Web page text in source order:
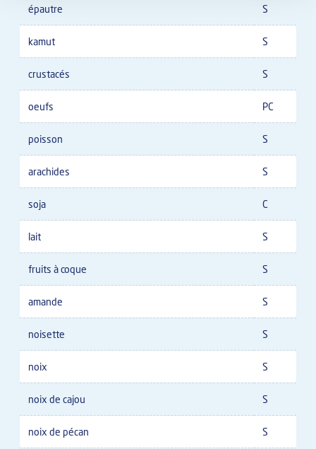
épautre S
kamut S
crustacés S
oeufs PC
poisson S
arachides S
soja C
lait S
fruits à coque S
amande S
noisette S
noix S
noix de cajou S
noix de pécan S